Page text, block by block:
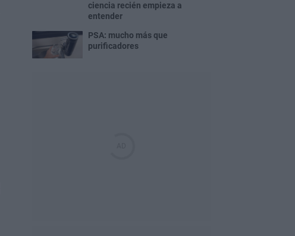
ciencia recién empieza a
entender
PSA: mucho más que
purificadores